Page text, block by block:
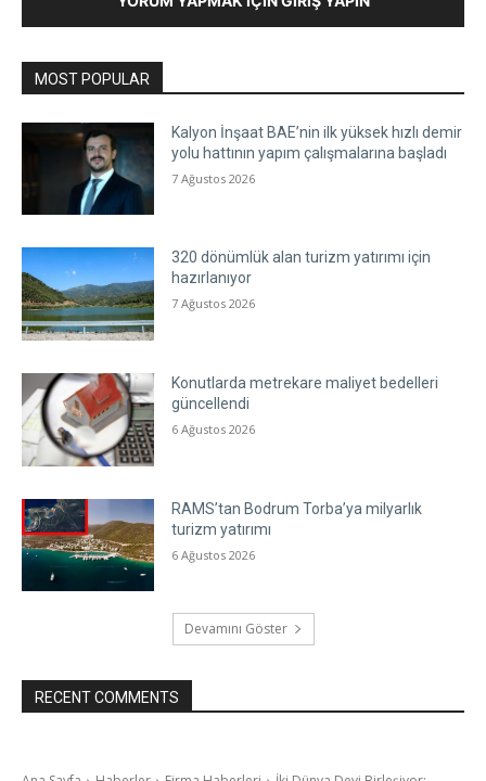
MOST POPULAR
Kalyon İnşaat BAE’nin ilk yüksek hızlı demir
yolu hattının yapım çalışmalarına başladı
7 Ağustos 2026
320 dönümlük alan turizm yatırımı için
hazırlanıyor
7 Ağustos 2026
Konutlarda metrekare maliyet bedelleri
güncellendi
6 Ağustos 2026
RAMS’tan Bodrum Torba’ya milyarlık
turizm yatırımı
6 Ağustos 2026
Devamını Göster
RECENT COMMENTS